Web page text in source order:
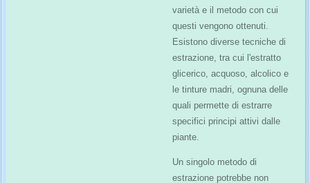
varietà e il metodo con cui
questi vengono ottenuti.
Esistono diverse tecniche di
estrazione, tra cui l'estratto
glicerico, acquoso, alcolico e
le tinture madri, ognuna delle
quali permette di estrarre
specifici principi attivi dalle
piante.
Un singolo metodo di
estrazione potrebbe non